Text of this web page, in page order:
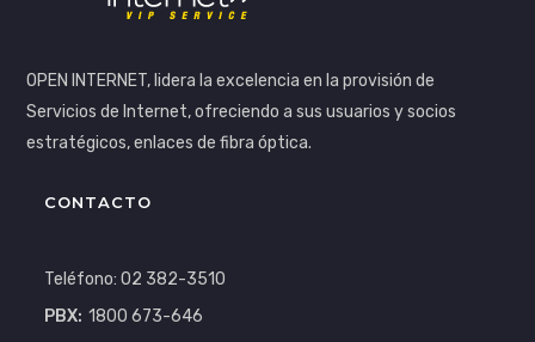
OPEN INTERNET, lidera la excelencia en la provisión de
Servicios de Internet, ofreciendo a sus usuarios y socios
estratégicos, enlaces de fibra óptica.
CONTACTO
Teléfono: 02 382-3510
PBX: 1800 673-646